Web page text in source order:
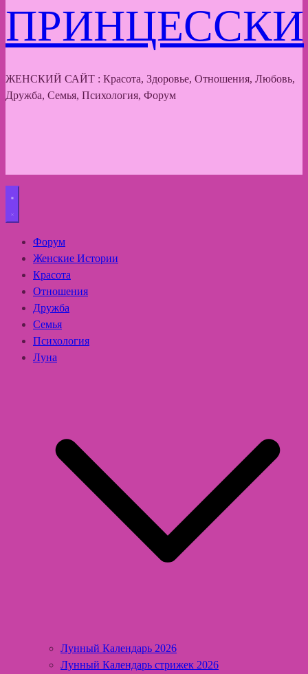
ПРИНЦЕССКИ
ЖЕНСКИЙ САЙТ : Красота, Здоровье, Отношения, Любовь,
Дружба, Семья, Психология, Форум
Форум
Женские Истории
Красота
Отношения
Дружба
Семья
Психология
Луна
Лунный Календарь 2026
Лунный Календарь стрижек 2026